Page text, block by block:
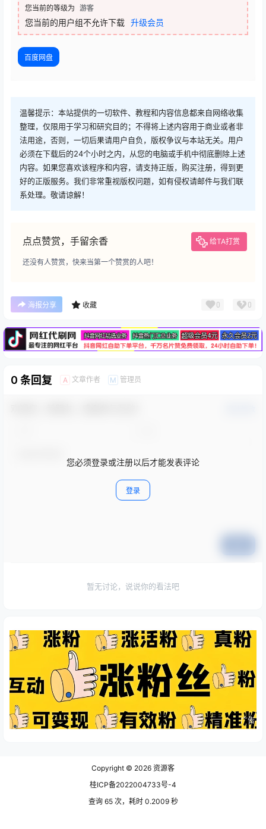
您当前的等级为 游客
您当前的用户组不允许下载 升级会员
百度网盘
温馨提示：本站提供的一切软件、教程和内容信息都来自网络收集
整理，仅限用于学习和研究目的；不得将上述内容用于商业或者非
法用途，否则，一切后果请用户自负，版权争议与本站无关。用户
必须在下载后的24个小时之内，从您的电脑或手机中彻底删除上述
内容。如果您喜欢该程序和内容，请支持正版，购买注册，得到更
好的正版服务。我们非常重视版权问题，如有侵权请邮件与我们联
系处理。敬请谅解！
点点赞赏，手留余香 给TA打赏
还没有人赞赏，快来当第一个赞赏的人吧！
海报分享 收藏 0 0
广告
0 条回复 A 文章作者 M 管理员
您必须登录或注册以后才能发表评论
登录
暂无讨论，说说你的看法吧
广告
Copyright © 2026 资源客
桂ICP备2022004733号-4
查询 65 次，耗时 0.2009 秒